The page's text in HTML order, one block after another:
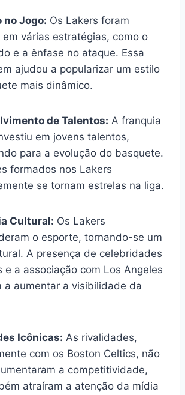
no Jogo: Os Lakers foram
em várias estratégias, como o
e a ênfase no ataque. Essa
ajudou a popularizar um estilo
mais dinâmico.
de Talentos: A franquia
em jovens talentos,
para a evolução do basquete.
formados nos Lakers
se tornam estrelas na liga.
Cultural: Os Lakers
o esporte, tornando-se um
A presença de celebridades
e a associação com Los Angeles
a aumentar a visibilidade da
Icônicas: As rivalidades,
com os Boston Celtics, não
a competitividade,
atraíram a atenção da mídia